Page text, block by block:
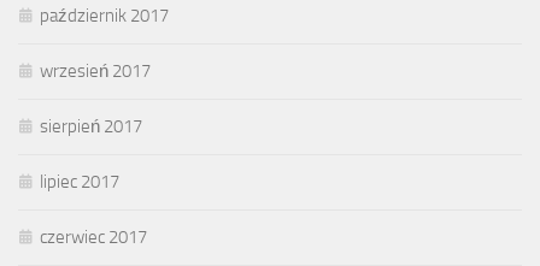
październik 2017
wrzesień 2017
sierpień 2017
lipiec 2017
czerwiec 2017